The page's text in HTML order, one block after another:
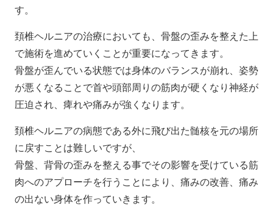
す。
頚椎ヘルニアの治療においても、骨盤の歪みを整えた上
で施術を進めていくことが重要になってきます。
骨盤が歪んでいる状態では身体のバランスが崩れ、姿勢
が悪くなることで首や頭部周りの筋肉が硬くなり神経が
圧迫され、痺れや痛みが強くなります。
頚椎ヘルニアの病態である外に飛び出た髄核を元の場所
に戻すことは難しいですが、
骨盤、背骨の歪みを整える事でその影響を受けている筋
肉へのアプローチを行うことにより、痛みの改善、痛み
の出ない身体を作っていきます。